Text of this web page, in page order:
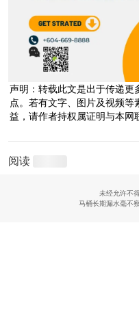
声明：转载此文是出于传递
点。若有文字、图片及视频
益，请作者持权属证明与本网
阅读
未经允许不
马桶长期漏水毫不